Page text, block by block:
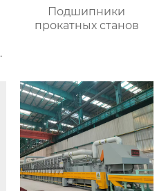
Подшипники
прокатных станов